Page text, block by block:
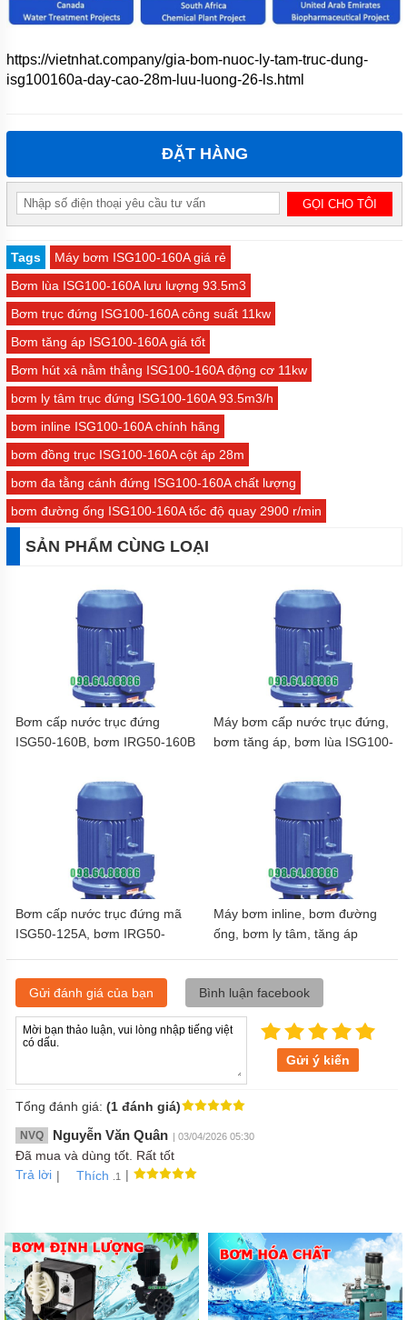
https://vietnhat.company/gia-bom-nuoc-ly-tam-truc-dung-
isg100160a-day-cao-28m-luu-luong-26-ls.html
ĐẶT HÀNG
Tags
Máy bơm ISG100-160A giá rẻ
Bơm lùa ISG100-160A lưu lượng 93.5m3
Bơm trục đứng ISG100-160A công suất 11kw
Bơm tăng áp ISG100-160A giá tốt
Bơm hút xả nằm thẳng ISG100-160A động cơ 11kw
bơm ly tâm trục đứng ISG100-160A 93.5m3/h
bơm inline ISG100-160A chính hãng
bơm đồng trục ISG100-160A cột áp 28m
bơm đa tằng cánh đứng ISG100-160A chất lượng
bơm đường ống ISG100-160A tốc độ quay 2900 r/min
SẢN PHẨM CÙNG LOẠI
Bơm cấp nước trục đứng
ISG50-160B, bơm IRG50-160B
Máy bơm cấp nước trục đứng,
bơm tăng áp, bơm lùa ISG100-
100m3, 32m
Bơm cấp nước trục đứng mã
ISG50-125A, bơm IRG50-
Máy bơm inline, bơm đường
ống, bơm ly tâm, tăng áp
Gửi đánh giá của bạn Bình luận facebook
Gửi ý kiến
Tổng đánh giá: (1 đánh giá)
NVQ Nguyễn Văn Quân | 03/04/2026 05:30
Đã mua và dùng tốt. Rất tốt
Trả lời | Thích .1 |